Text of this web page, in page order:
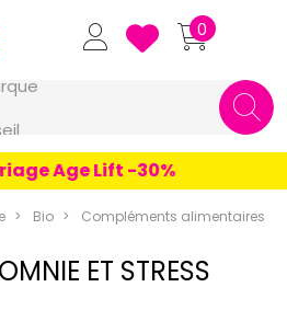
Grande Pharmacie
0
Age Lift -30%
Bio Compléments alimentaires
ET STRESS